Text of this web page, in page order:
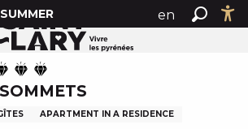
ACTUELLE ÉTÉ : PASSER EN MODE
PAGE D’ACCUEIL ACTUELLE ÉTÉ :
SUMMER
en
Search
REFLET DES SOMMETS
APARTMENT IN A RESIDENCE